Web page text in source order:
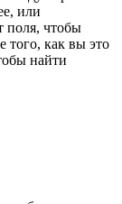
или
поля, чтобы
того, как вы это
найти